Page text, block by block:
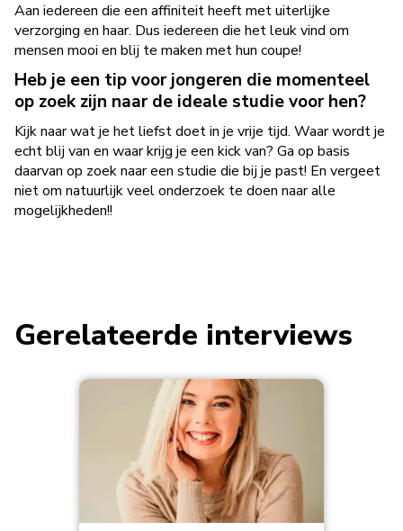
Aan iedereen die een affiniteit heeft met uiterlijke
verzorging en haar. Dus iedereen die het leuk vind om
mensen mooi en blij te maken met hun coupe!
Heb je een tip voor jongeren die momenteel
op zoek zijn naar de ideale studie voor hen?
Kijk naar wat je het liefst doet in je vrije tijd. Waar wordt je
echt blij van en waar krijg je een kick van? Ga op basis
daarvan op zoek naar een studie die bij je past! En vergeet
niet om natuurlijk veel onderzoek te doen naar alle
mogelijkheden!!
Gerelateerde interviews